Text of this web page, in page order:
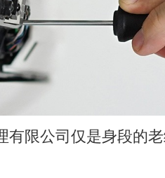
有限公司仅是身段的